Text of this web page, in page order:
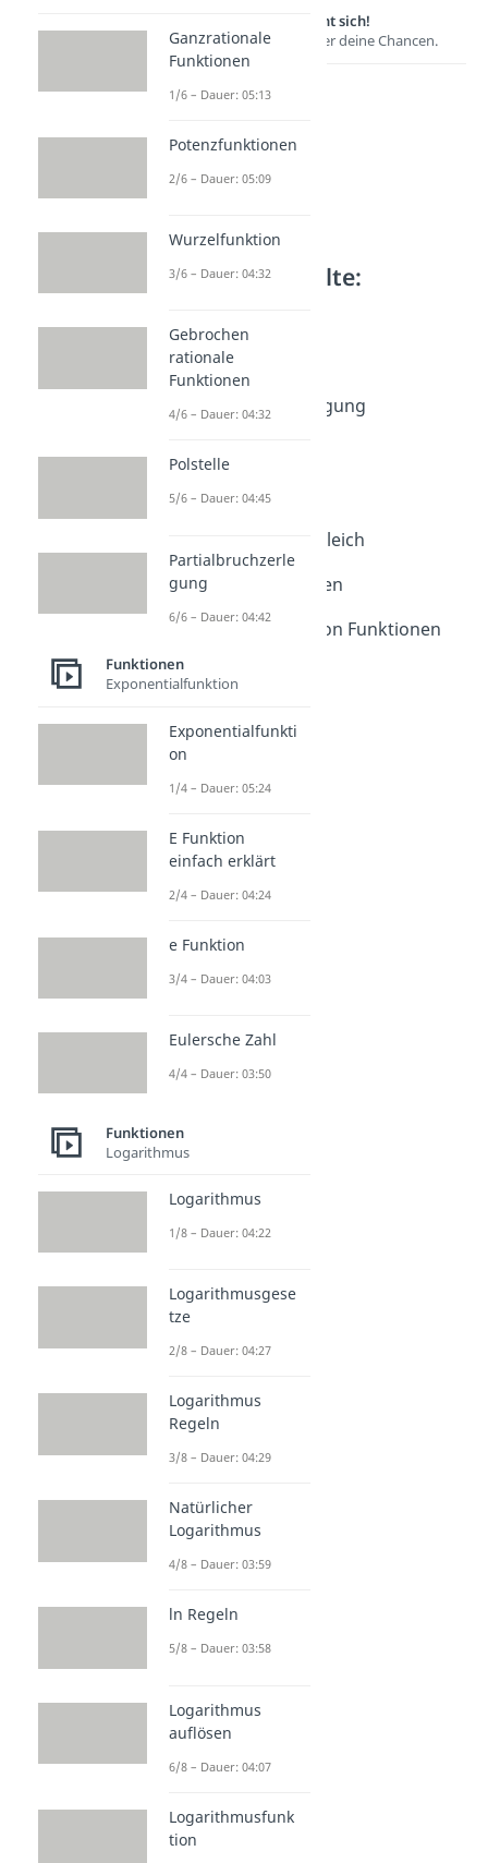
Lernen lohnt sich!
Entdecke hier deine Chancen.
Weitere Inhalte:
Polynome
Polynom
Dauer: 03:55
Linearfaktorzerlegung
Dauer: 04:38
Horner-Schema
Koeffizientenvergleich
Dauer: 02:56
Steckbriefaufgaben
Rekonstruktion von Funktionen
Trassierung
Ganzrationale
Funktionen
1/6 – Dauer: 05:13
Potenzfunktionen
2/6 – Dauer: 05:09
Wurzelfunktion
3/6 – Dauer: 04:32
Gebrochen
rationale
Funktionen
4/6 – Dauer: 04:32
Polstelle
5/6 – Dauer: 04:45
Partialbruchzerle
gung
6/6 – Dauer: 04:42
Funktionen
Exponentialfunktion
Exponentialfunkti
on
1/4 – Dauer: 05:24
E Funktion
einfach erklärt
2/4 – Dauer: 04:24
e Funktion
3/4 – Dauer: 04:03
Eulersche Zahl
4/4 – Dauer: 03:50
Funktionen
Logarithmus
Logarithmus
1/8 – Dauer: 04:22
Logarithmusgese
tze
2/8 – Dauer: 04:27
Logarithmus
Regeln
3/8 – Dauer: 04:29
Natürlicher
Logarithmus
4/8 – Dauer: 03:59
ln Regeln
5/8 – Dauer: 03:58
Logarithmus
auflösen
6/8 – Dauer: 04:07
Logarithmusfunk
tion